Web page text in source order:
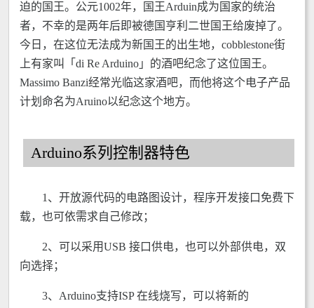
迫的国王。公元1002年，国王Arduin成为国家的统治
者，不幸的是两年后即被德国亨利二世国王给废掉了。
今日，在这位无法成为新国王的出生地，cobblestone街
上有家叫「di Re Arduino」的酒吧纪念了这位国王。
Massimo Banzi经常光临这家酒吧，而他将这个电子产品
计划命名为Aruino以纪念这个地方。
Arduino系列控制器特色
1、开放源代码的电路图设计，程序开发接口免费下
载，也可依需求自己修改；
2、可以采用USB 接口供电，也可以外部供电，双
向选择；
3、Arduino支持ISP 在线烧写，可以将新的